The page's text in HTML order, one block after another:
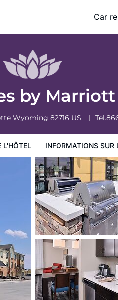
Car
by
Wyoming 82716 US Tel.
L'HÔTEL INFORMATIONS SUR